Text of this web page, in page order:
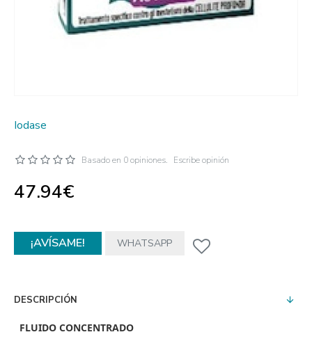
Iodase
Basado en 0 opiniones. Escribe opinión
47.94€
¡AVÍSAME! WHATSAPP
DESCRIPCIÓN
FLUIDO CONCENTRADO